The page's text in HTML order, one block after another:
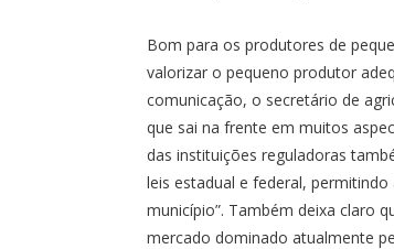
Bom para os produtores de
valorizar o pequeno produtor
comunicação, o secretário de
que sai na frente em muitos
das instituições reguladoras
leis estadual e federal,
município”. Também deixa claro
mercado dominado atualmente